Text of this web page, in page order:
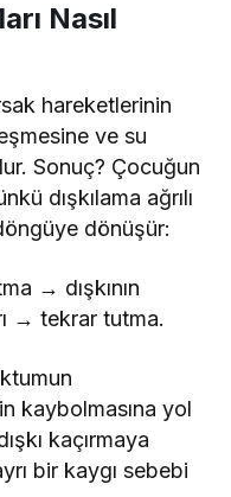
Nasıl
hareketlerinin
ve su
Sonuç? Çocuğun
dışkılama ağrılı
dönüşür:
→ dışkının
→ tekrar tutma.
kaybolmasına yol
kaçırmaya
bir kaygı sebebi